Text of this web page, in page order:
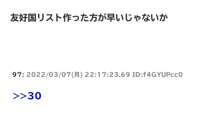
友好国リスト作った方が早いじゃないか
97: 2022/03/07(月) 22:17:23.69 ID:f4GYUPcc0
>>30